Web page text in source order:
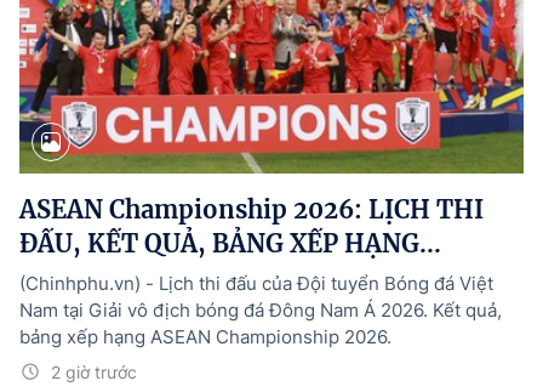
ASEAN Championship 2026: LỊCH THI
ĐẤU, KẾT QUẢ, BẢNG XẾP HẠNG...
2 giờ trước
(Chinhphu.vn) - Lịch thi đấu của Đội tuyển Bóng đá Việt
Nam tại Giải vô địch bóng đá Đông Nam Á 2026. Kết quả,
bảng xếp hạng ASEAN Championship 2026.